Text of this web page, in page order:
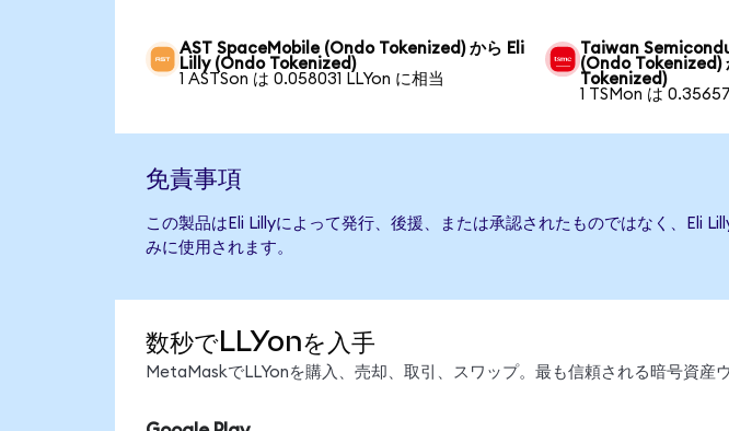
AST SpaceMobile (Ondo Tokenized) から Eli
Lilly (Ondo Tokenized)
1 ASTSon は 0.058031 LLYon に相当
Taiwan
(Ondo Tokenized)
Tokenized)
1 TSMon は
免責事項
この製品はEli Lillyによって発行、後援、または承認されたものではなく、Eli
みに使用されます。
数秒でLLYonを入手
MetaMaskでLLYonを購入、売却、取引、スワップ。最も信頼される暗号資産ウ